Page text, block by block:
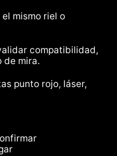
mismo riel o
compatibilidad,
de mira.
punto rojo, láser,